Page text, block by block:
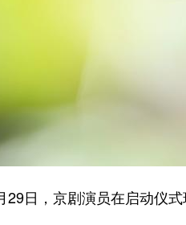
29日，京剧演员在启动仪